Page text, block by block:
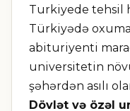
Turkiyede tehsil
Türkiyədə
abituriyenti
universitetin
şəhərdən asılı
Dövlət və özəl